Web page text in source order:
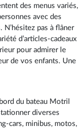
des menus variés,
avec des
pas à flâner
d’articles-cadeaux
pour admirer le
de vos enfants. Une
du bateau Motril
diverses
cars, minibus, motos,